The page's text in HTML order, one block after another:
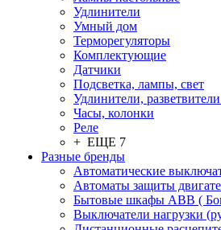
Удлинители
Умный дом
Терморегуляторы
Комплектующие
Датчики
Подсветка, лампы, свет
Удлинители,
Часы, колонки
Реле
+ ЕЩЕ 7
Разные бренды
Автоматические
Автоматы защиты
Бытовые шкафы ABB (
Выключатели нагрузки